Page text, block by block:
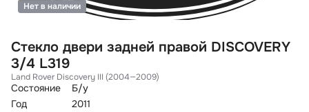
Стекло двери задней правой DISCOVERY
3/4 L319
Land Rover Discovery III (2004—2009)
Состояние
Б/у
Год
2011
Нет в наличии